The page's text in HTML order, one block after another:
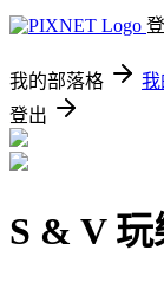
我的部落格 我
登出
S & V 玩